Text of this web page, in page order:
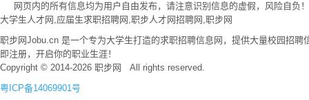
网页内的所有信息均为用户自由发布，请注意识别信息的虚假，风险自
大学生人才网,应届生求职招聘网,职步人才网招聘网,职步网
职步网Jobu.cn 是一个专为大学生打造的求职招聘信息网，提供大量校园招
即注册，开启你的职业生涯！
Copyright © 2014-2026 职步网 All rights reserved.
粤ICP备14069901号